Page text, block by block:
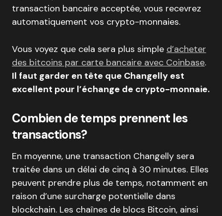
transaction bancaire acceptée, vous recevrez
automatiquement vos crypto-monnaies.
Vous voyez que cela sera plus simple d’acheter
des bitcoins par carte bancaire avec Coinbase.
Il faut garder en tête que Changelly est
excellent pour l’échange de crypto-monnaie.
Combien de temps prennent les
transactions?
En moyenne, une transaction Changelly sera
traitée dans un délai de cinq à 30 minutes. Elles
peuvent prendre plus de temps, notamment en
raison d’une surcharge potentielle dans
blockchain. Les chaînes de blocs Bitcoin, ainsi